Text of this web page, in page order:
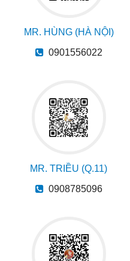
MR. HÙNG (HÀ NỘI)
0901556022
MR. TRIỀU (Q.11)
0908785096